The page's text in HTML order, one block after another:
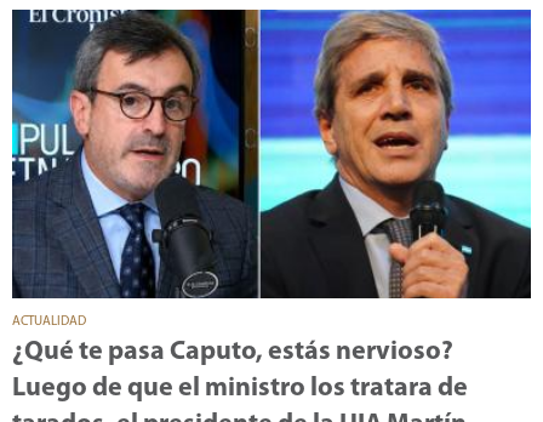
ACTUALIDAD
¿Qué te pasa Caputo, estás nervioso?
Luego de que el ministro los tratara de